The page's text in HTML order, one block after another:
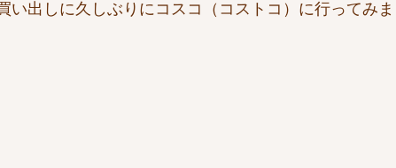
い出しに久しぶりにコスコ（コストコ）に行ってみ